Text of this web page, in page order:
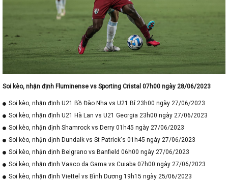
Soi kèo, nhận định Fluminense vs Sporting Cristal 07h00 ngày 28/06/2023
Soi kèo, nhận định U21 Bồ Đào Nha vs U21 Bỉ 23h00 ngày 27/06/2023
Soi kèo, nhận định U21 Hà Lan vs U21 Georgia 23h00 ngày 27/06/2023
Soi kèo, nhận định Shamrock vs Derry 01h45 ngày 27/06/2023
Soi kèo, nhận định Dundalk vs St Patrick's 01h45 ngày 27/06/2023
Soi kèo, nhận định Belgrano vs Banfield 06h00 ngày 27/06/2023
Soi kèo, nhận định Vasco da Gama vs Cuiaba 07h00 ngày 27/06/2023
Soi kèo, nhận định Viettel vs Bình Dương 19h15 ngày 25/06/2023